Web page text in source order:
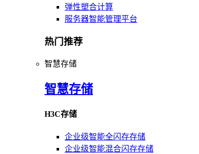
弹性塑合计算
服务器智能管理平台
热门推荐
智慧存储
智慧存储
H3C存储
企业级智能全闪存存储
企业级智能混合闪存存储